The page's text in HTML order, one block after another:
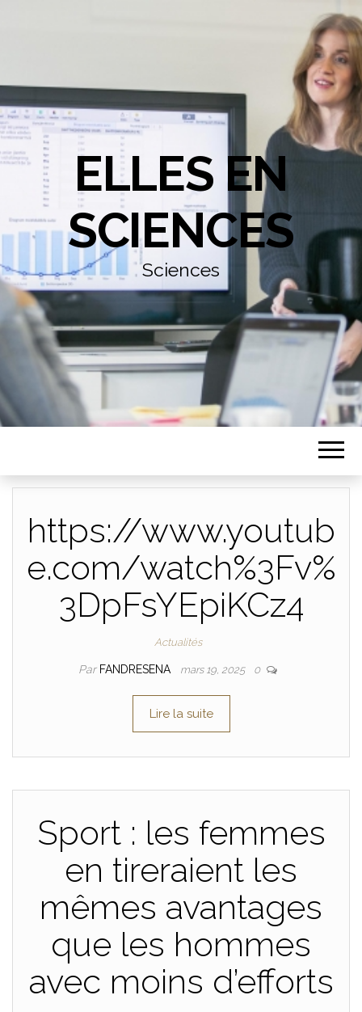
ELLES EN
SCIENCES
Sciences
https://www.youtub
e.com/watch%3Fv%
3DpFsYEpiKCz4
Actualités
Par FANDRESENA mars 19, 2025 0
Lire la suite
Sport : les femmes
en tireraient les
mêmes avantages
que les hommes
avec moins d’efforts